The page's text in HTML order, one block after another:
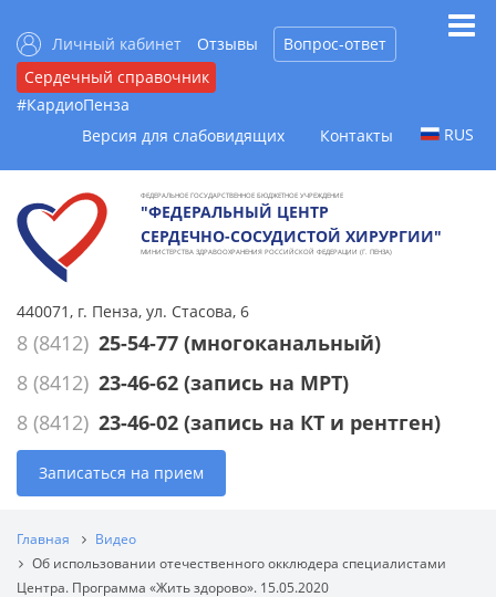
Личный кабинет Отзывы
Вопрос-ответ
Сердечный справочник
#КардиоПенза
Версия для слабовидящих
Контакты RUS
ФЕДЕРАЛЬНОЕ ГОСУДАРСТВЕННОЕ БЮДЖЕТНОЕ УЧРЕЖДЕНИЕ
"ФЕДЕРАЛЬНЫЙ ЦЕНТР
СЕРДЕЧНО-СОСУДИСТОЙ ХИРУРГИИ"
МИНИСТЕРСТВА ЗДРАВООХРАНЕНИЯ РОССИЙСКОЙ ФЕДЕРАЦИИ (Г. ПЕНЗА)
440071, г. Пенза, ул. Стасова, 6
8 (8412) 25-54-77 (многоканальный)
8 (8412) 23-46-62 (запись на МРТ)
8 (8412) 23-46-02 (запись на КТ и рентген)
Записаться на прием
Главная
Видео
Об использовании отечественного окклюдера специалистами
Центра. Программа «Жить здорово». 15.05.2020